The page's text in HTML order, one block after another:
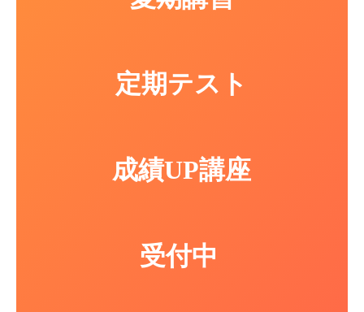
定期テスト
成績UP講座
受付中